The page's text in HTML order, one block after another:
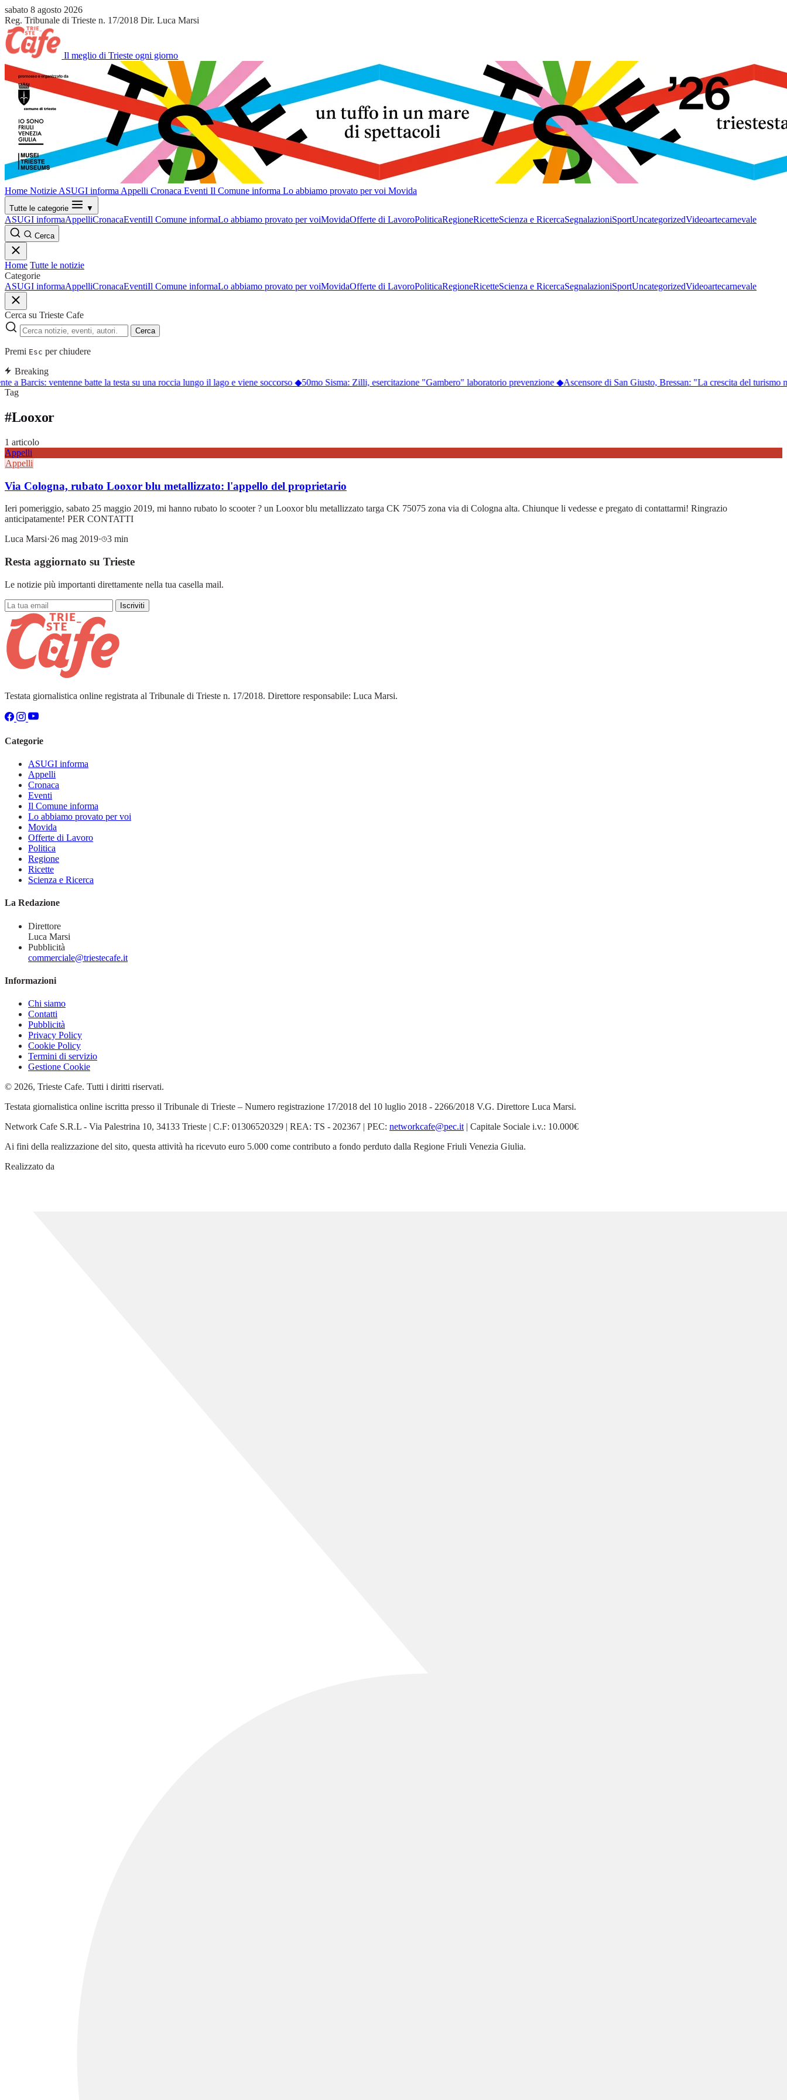
sabato 8 agosto 2026
Reg. Tribunale di Trieste n. 17/2018 Dir. Luca Marsi
Il meglio di Trieste ogni giorno
Home Notizie ASUGI informa Appelli Cronaca Eventi Il Comune informa Lo abbiamo provato per voi Movida
Tutte le categorie ▼
ASUGI informaAppelliCronacaEventiIl Comune informaLo abbiamo provato per voiMovidaOfferte di LavoroPoliticaRegioneRicetteScienza e RicercaSegnalazioniSportUncategorizedVideoartecarnevale
Cerca
Home Tutte le notizie
Categorie
ASUGI informaAppelliCronacaEventiIl Comune informaLo abbiamo provato per voiMovidaOfferte di LavoroPoliticaRegioneRicetteScienza e RicercaSegnalazioniSportUncategorizedVideoartecarnevale
Cerca su Trieste Cafe
Cerca
Premi Esc per chiudere
Breaking
a Barcis: ventenne batte la testa su una roccia lungo il lago e viene soccorso◆50mo Sisma: Zilli, esercitazione "Gambero" laboratorio prevenzione◆Ascensore di San Giusto, Bressan: "La crescita del turismo
Tag
#Looxor
1 articolo
Appelli
Appelli
Via Cologna, rubato Looxor blu metallizzato: l'appello del proprietario
Ieri pomeriggio, sabato 25 maggio 2019, mi hanno rubato lo scooter ? un Looxor blu metallizzato targa CK 75075 zona via di Cologna alta. Chiunque li vedesse e pregato di contattarmi! Ringrazio
anticipatamente! PER CONTATTI
Luca Marsi·26 mag 2019· 3 min
Resta aggiornato su Trieste
Le notizie più importanti direttamente nella tua casella mail.
Iscriviti
Testata giornalistica online registrata al Tribunale di Trieste n. 17/2018. Direttore responsabile: Luca Marsi.
Categorie
ASUGI informa
Appelli
Cronaca
Eventi
Il Comune informa
Lo abbiamo provato per voi
Movida
Offerte di Lavoro
Politica
Regione
Ricette
Scienza e Ricerca
La Redazione
Direttore
Luca Marsi
Pubblicità
commerciale@triestecafe.it
Informazioni
Chi siamo
Contatti
Pubblicità
Privacy Policy
Cookie Policy
Termini di servizio
Gestione Cookie
© 2026, Trieste Cafe. Tutti i diritti riservati.
Testata giornalistica online iscritta presso il Tribunale di Trieste – Numero registrazione 17/2018 del 10 luglio 2018 - 2266/2018 V.G. Direttore Luca Marsi.
Network Cafe S.R.L - Via Palestrina 10, 34133 Trieste | C.F: 01306520329 | REA: TS - 202367 | PEC: networkcafe@pec.it | Capitale Sociale i.v.: 10.000€
Ai fini della realizzazione del sito, questa attività ha ricevuto euro 5.000 come contributo a fondo perduto dalla Regione Friuli Venezia Giulia.
Realizzato da